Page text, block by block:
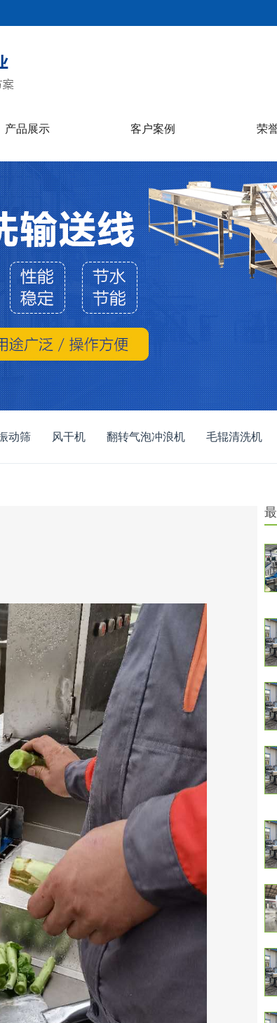
产品展示 客户案例 荣
动筛 风干机 翻转气泡冲浪机 毛辊清洗机